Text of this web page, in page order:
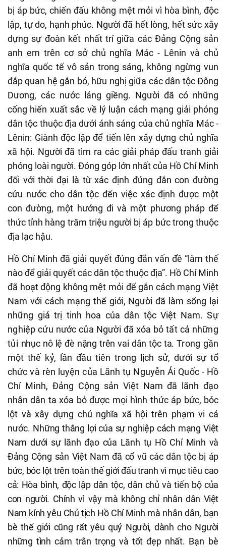
bị áp bức, chiến đấu không mệt mỏi vì hòa bình, độc
lập, tự do, hạnh phúc. Người đã hết lòng, hết sức xây
dựng sự đoàn kết nhất trí giữa các Đảng Cộng sản
anh em trên cơ sở chủ nghĩa Mác - Lênin và chủ
nghĩa quốc tế vô sản trong sáng, không ngừng vun
đắp quan hệ gắn bó, hữu nghị giữa các dân tộc Đông
Dương, các nước láng giềng. Người đã có những
cống hiến xuất sắc về lý luận cách mạng giải phóng
dân tộc thuộc địa dưới ánh sáng của chủ nghĩa Mác -
Lênin: Giành độc lập để tiến lên xây dựng chủ nghĩa
xã hội. Người đã tìm ra các giải pháp đấu tranh giải
phóng loài người. Đóng góp lớn nhất của Hồ Chí Minh
đối với thời đại là từ xác định đúng đắn con đường
cứu nước cho dân tộc đến việc xác định được một
con đường, một hướng đi và một phương pháp để
thức tỉnh hàng trăm triệu người bị áp bức trong thuộc
địa lạc hậu.
Hồ Chí Minh đã giải quyết đúng đắn vấn đề “làm thế
nào để giải quyết các dân tộc thuộc địa”. Hồ Chí Minh
đã hoạt động không mệt mỏi để gắn cách mạng Việt
Nam với cách mạng thế giới, Người đã làm sống lại
những giá trị tinh hoa của dân tộc Việt Nam.Sự
nghiệp cứu nước của Người đã xóa bỏ tất cả những
tủi nhục nô lệ đè nặng trên vai dân tộc ta.Trong gần
một thế kỷ, lần đầu tiên trong lịch sử, dưới sự tổ
chức và rèn luyện của Lãnh tụ Nguyễn Ái Quốc - Hồ
Chí Minh, Đảng Cộng sản Việt Nam đã lãnh đạo
nhân dân ta xóa bỏ được mọi hình thức áp bức, bóc
lột và xây dựng chủ nghĩa xã hội trên phạm vi cả
nước. Những thắng lợi của sự nghiệp cách mạng Việt
Nam dưới sự lãnh đạo của Lãnh tụ Hồ Chí Minh và
Đảng Cộng sản Việt Nam đã cổ vũ các dân tộc bị áp
bức, bóc lột trên toàn thế giới đấu tranh vì mục tiêu cao
cả: Hòa bình, độc lập dân tộc, dân chủ và tiến bộ của
con người. Chính vì vậy mà không chỉ nhân dân Việt
Nam kính yêu Chủ tịch Hồ Chí Minh mà nhân dân, bạn
bè thế giới cũng rất yêu quý Người, dành cho Người
những tình cảm trân trọng và tốt đẹp nhất. Bạn bè